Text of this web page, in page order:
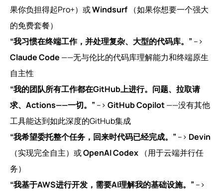
果你负担得起Pro+）或Windsurf （如果你想要一个强大
的免费套餐）
“我习惯在终端工作，并处理复杂、大型的代码库。” -->
Claude Code ——无与伦比的代码库理解能力和终端原生
自主性
“我的团队所有工作都在GitHub上进行。问题、拉取请
求、Actions——一切。” --> GitHub Copilot——没有其他
工具能达到如此深度的GitHub集成
“我希望委托整个任务，回来时代码已经完成。” --> Devin
（实现完全自主）或OpenAI Codex （用于云端并行任
务）
“我基于AWS进行开发，需要AI理解我的基础设施。” -->